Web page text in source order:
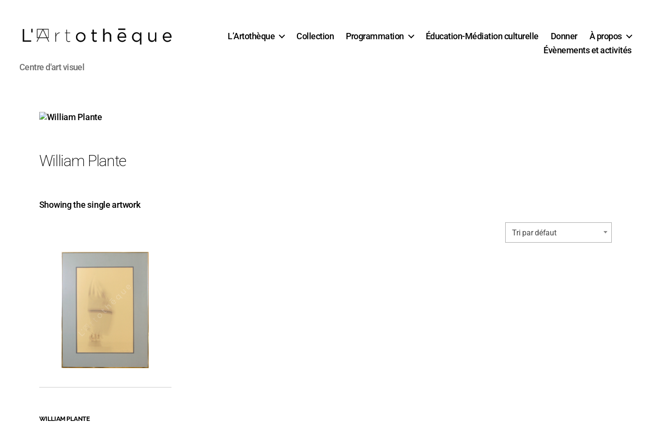
L'Artothèque
Centre d'art visuel
L’Artothèque Collection Programmation Éducation-Médiation culturelle Donner
À propos
Évènements et activités
William Plante
Showing the single artwork
Tri par défaut
WILLIAM PLANTE